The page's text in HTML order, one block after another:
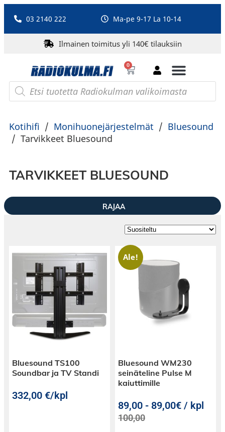
03 2140 222 Ma-pe 9-17 La 10-14
Ilmainen toimitus yli 140€ tilauksiin
0
Kotihifi / Monihuonejärjestelmät / Bluesound
/ Tarvikkeet Bluesound
TARVIKKEET BLUESOUND
RAJAA
Bluesound TS100
Soundbar ja TV Standi
332,00€/kpl
Ale!
Bluesound WM230
seinäteline Pulse M
kaiuttimille
89,00 - 89,00€ / kpl
100,00